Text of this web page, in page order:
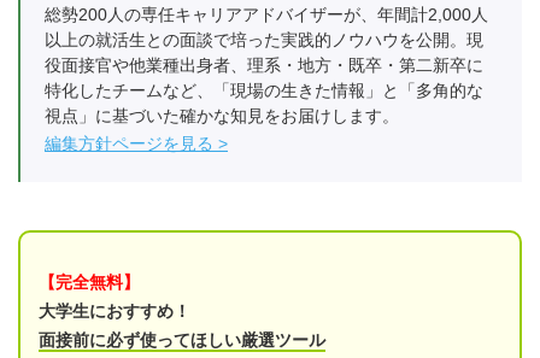
総勢200人の専任キャリアアドバイザーが、年間計2,000人
以上の就活生との面談で培った実践的ノウハウを公開。現
役面接官や他業種出身者、理系・地方・既卒・第二新卒に
特化したチームなど、「現場の生きた情報」と「多角的な
視点」に基づいた確かな知見をお届けします。
編集方針ページを見る
【完全無料】
大学生におすすめ！
面接前に必ず使ってほしい厳選ツール